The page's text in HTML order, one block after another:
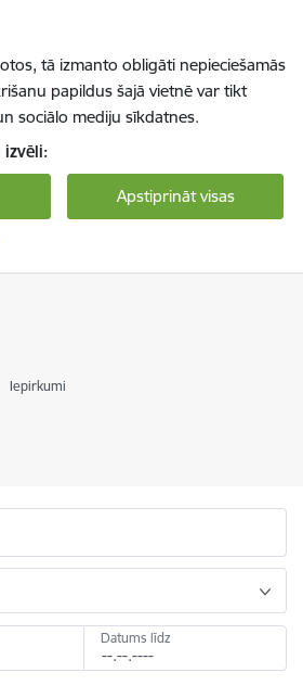
tā izmanto obligāti nepieciešamās
papildus šajā vietnē var tikt
sociālo mediju sīkdatnes.
izvēli:
Apstiprināt visas
Iepirkumi
Datums līdz